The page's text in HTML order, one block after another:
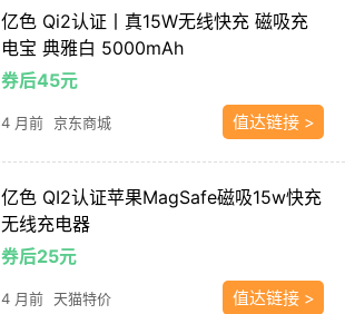
亿色 Qi2认证丨真15W无线快充 磁吸充
电宝 典雅白 5000mAh
券后45元
4 月前 京东商城 值达链接 >
亿色 QI2认证苹果MagSafe磁吸15w快充
无线充电器
券后25元
4 月前 天猫特价 值达链接 >